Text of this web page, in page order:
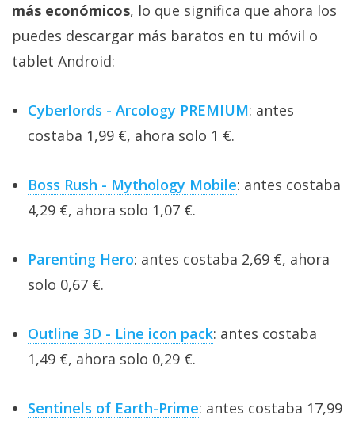
más económicos, lo que significa que ahora los
puedes descargar más baratos en tu móvil o
tablet Android:
Cyberlords - Arcology PREMIUM: antes
costaba 1,99 €, ahora solo 1 €.
Boss Rush - Mythology Mobile: antes costaba
4,29 €, ahora solo 1,07 €.
Parenting Hero: antes costaba 2,69 €, ahora
solo 0,67 €.
Outline 3D - Line icon pack: antes costaba
1,49 €, ahora solo 0,29 €.
Sentinels of Earth-Prime: antes costaba 17,99